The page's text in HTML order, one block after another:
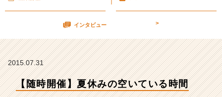
時
間
会！！
インタビュー >
2015.07.31
【随時開催】夏休みの空いている時間